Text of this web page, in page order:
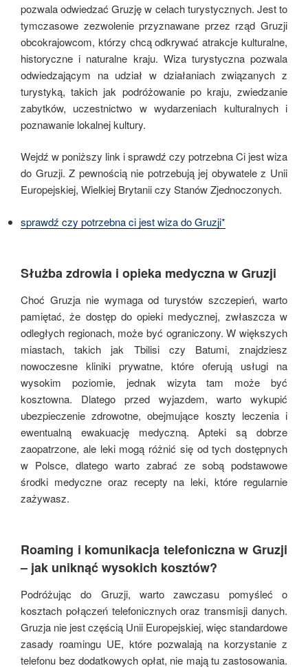
pozwala odwiedzać Gruzję w celach turystycznych. Jest to
tymczasowe zezwolenie przyznawane przez rząd Gruzji
obcokrajowcom, którzy chcą odkrywać atrakcje kulturalne,
historyczne i naturalne kraju. Wiza turystyczna pozwala
odwiedzającym na udział w działaniach związanych z
turystyką, takich jak podróżowanie po kraju, zwiedzanie
zabytków, uczestnictwo w wydarzeniach kulturalnych i
poznawanie lokalnej kultury.
Wejdź w poniższy link i sprawdź czy potrzebna Ci jest wiza
do Gruzji. Z pewnością nie potrzebują jej obywatele z Unii
Europejskiej, Wielkiej Brytanii czy Stanów Zjednoczonych.
sprawdź czy potrzebna ci jest wiza do Gruzji*
Służba zdrowia i opieka medyczna w Gruzji
Choć Gruzja nie wymaga od turystów szczepień, warto
pamiętać, że dostęp do opieki medycznej, zwłaszcza w
odległych regionach, może być ograniczony. W większych
miastach, takich jak Tbilisi czy Batumi, znajdziesz
nowoczesne kliniki prywatne, które oferują usługi na
wysokim poziomie, jednak wizyta tam może być
kosztowna. Dlatego przed wyjazdem, warto wykupić
ubezpieczenie zdrowotne, obejmujące koszty leczenia i
ewentualną ewakuację medyczną. Apteki są dobrze
zaopatrzone, ale leki mogą różnić się od tych dostępnych
w Polsce, dlatego warto zabrać ze sobą podstawowe
środki medyczne oraz recepty na leki, które regularnie
zażywasz.
Roaming i komunikacja telefoniczna w Gruzji
– jak uniknąć wysokich kosztów?
Podróżując do Gruzji, warto zawczasu pomyśleć o
kosztach połączeń telefonicznych oraz transmisji danych.
Gruzja nie jest częścią Unii Europejskiej, więc standardowe
zasady roamingu UE, które pozwalają na korzystanie z
telefonu bez dodatkowych opłat, nie mają tu zastosowania.